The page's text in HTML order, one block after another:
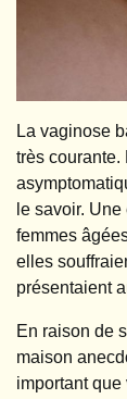
La vaginose
très courante.
le savoir.
femmes
elles
présentaient
En raison de
maison
important